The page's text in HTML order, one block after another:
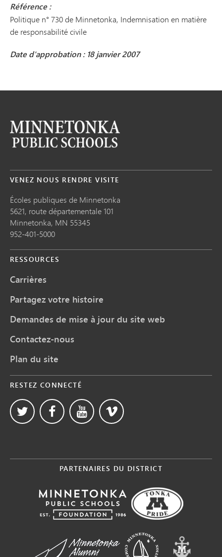
Référence :
Politique n° 730 de Minnetonka, Indemnisation en matière
de responsabilité civile
Date d'approbation : 18 janvier 2007
VENEZ NOUS RENDRE VISITE
Écoles publiques de Minnetonka
5621, route départementale 101
Minnetonka, MN 55345
952-401-5000
RESSOURCES
Carrières
Partagez votre histoire
Demandes de mise à jour du site web
Contactez-nous
Plan du site
RESTEZ CONNECTÉ
PARTENAIRES DU DISTRICT